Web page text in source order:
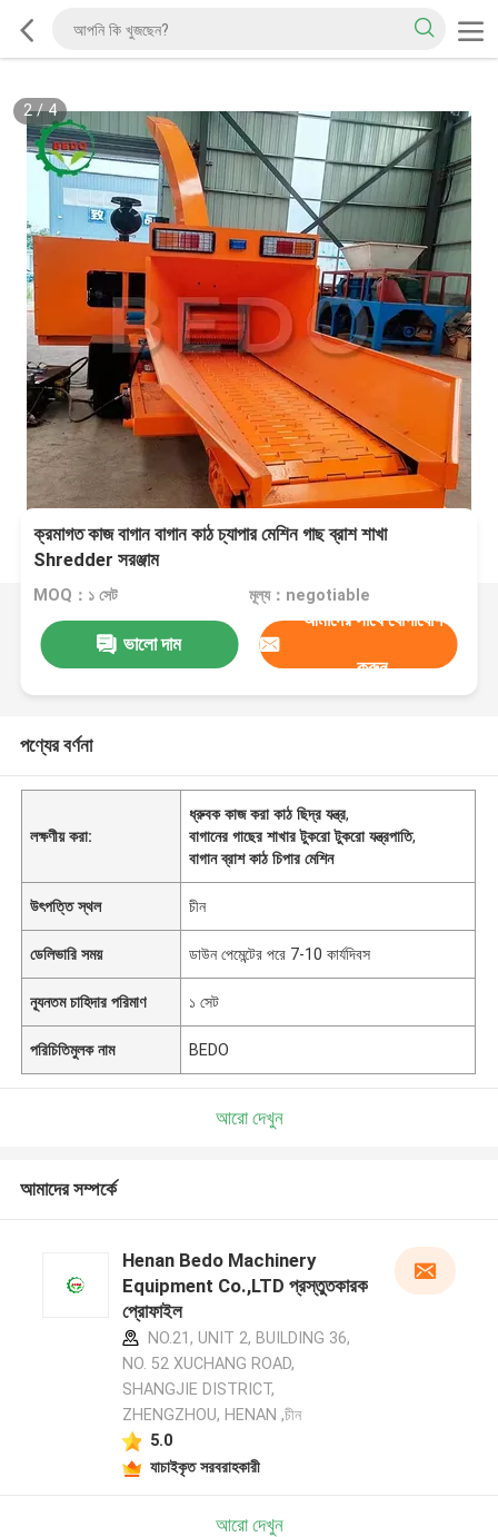
2/4
ক্রমাগত কাজ বাগান বাগান কাঠ চ্যাপার মেশিন গাছ ব্রাশ শাখা
Shredder সরঞ্জাম
MOQ：১ সেট মূল্য：negotiable
ভালো দাম
আমাদের সাথে যোগাযোগ
করুন
পণ্যের বর্ণনা
লক্ষণীয় করা:
ধ্রুবক কাজ করা কাঠ ছিদ্র যন্ত্র,
বাগানের গাছের শাখার টুকরো টুকরো যন্ত্রপাতি,
বাগান ব্রাশ কাঠ চিপার মেশিন
উৎপত্তি স্থল চীন
ডেলিভারি সময় ডাউন পেমেন্টের পরে 7-10 কার্যদিবস
ন্যূনতম চাহিদার পরিমাণ ১ সেট
পরিচিতিমুলক নাম BEDO
আরো দেখুন
আমাদের সম্পর্কে
Henan Bedo Machinery
Equipment Co.,LTD প্রস্তুতকারক
প্রোফাইল
NO.21, UNIT 2, BUILDING 36,
NO. 52 XUCHANG ROAD,
SHANGJIE DISTRICT,
ZHENGZHOU, HENAN ,চীন
5.0
যাচাইকৃত সরবরাহকারী
আরো দেখুন